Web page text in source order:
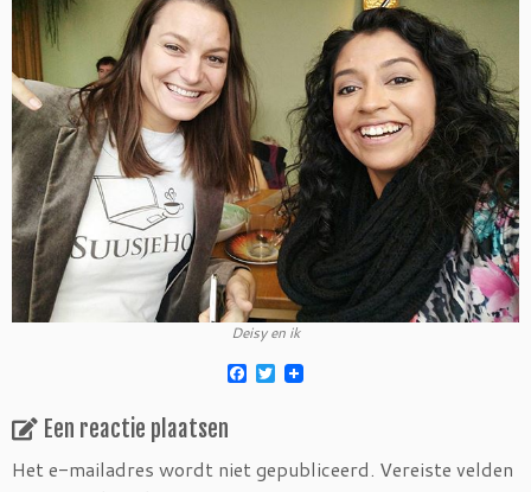
Deisy en ik
F
o
T
w
e
Een reactie plaatsen
Het e-mailadres wordt niet gepubliceerd. Vereiste velden